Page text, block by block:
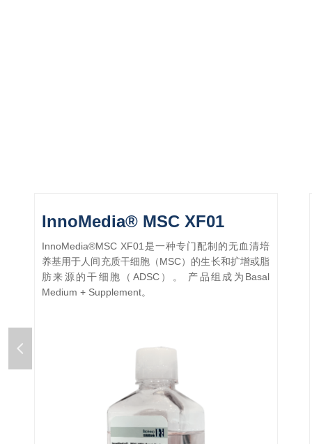
InnoMedia® MSC XF01
InnoMedia®MSC XF01是一种专门配制的无血清培
养基用于人间充质干细胞（MSC）的生长和扩增或脂
肪来源的干细胞（ADSC）。 产品组成为Basal
Medium + Supplement。
넳